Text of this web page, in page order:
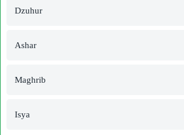
Dzuhur
Ashar
Maghrib
Isya